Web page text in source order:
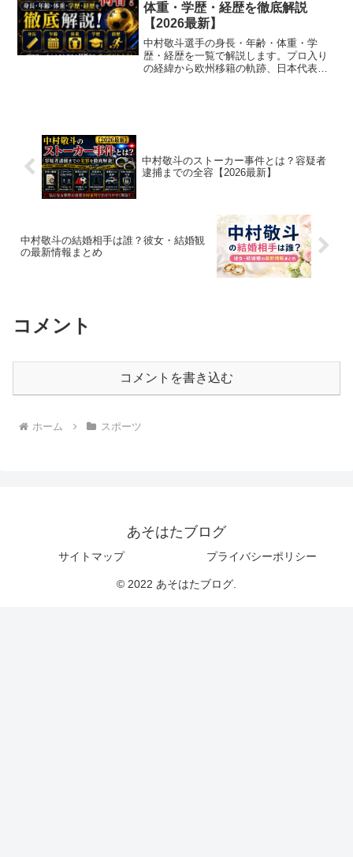
体重・学歴・経歴を徹底解説
【2026最新】
中村敬斗選手の身長・年齢・体重・学
歴・経歴を一覧で解説します。プロ入り
の経緯から欧州移籍の軌跡、日本代表で
中村敬斗のストーカー事件とは？容疑者
逮捕までの全容【2026最新】
中村敬斗の結婚相手は誰？彼女・結婚観
の最新情報まとめ
コメント
コメントを書き込む
ホーム スポーツ
あそはたブログ
サイトマップ プライバシーポリシー
© 2022 あそはたブログ.